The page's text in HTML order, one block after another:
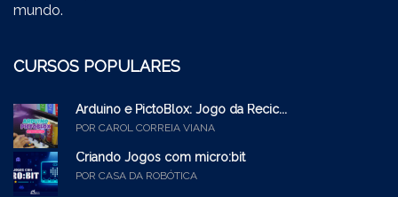
mundo.
CURSOS POPULARES
Arduino e PictoBlox: Jogo da Recic...
POR CAROL CORREIA VIANA
Criando Jogos com micro:bit
POR CASA DA ROBÓTICA